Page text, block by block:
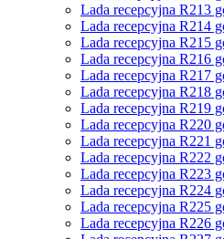
Lada recepcyjna R213
Lada recepcyjna R214
Lada recepcyjna R215
Lada recepcyjna R216
Lada recepcyjna R217
Lada recepcyjna R218
Lada recepcyjna R219
Lada recepcyjna R220
Lada recepcyjna R221
Lada recepcyjna R222
Lada recepcyjna R223
Lada recepcyjna R224
Lada recepcyjna R225
Lada recepcyjna R226